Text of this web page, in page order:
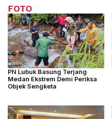
FOTO
PN Lubuk Basung Terjang
Medan Ekstrem Demi Periksa
Objek Sengketa